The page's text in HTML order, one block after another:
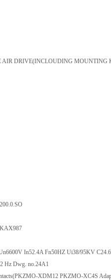
DRIVE(INCLOUDING MOUNTING
In52.4A Fn50HZ Ui38/95KV
Hz Dwg. no.24A1
XDM12 PKZMO-XC4S